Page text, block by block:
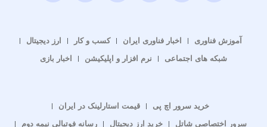
آموزش فناوری اخبار فناوری ایران کسب و کار
ارز دیجیتال
شبکه های اجتماعی
نرم افزار و اپلیکیشن اخبار بازی
خرید سرور اچ پی
قیمت استارلینک در ایران
سرور اختصاصی شاتل
خرید ارز دیجیتال رسانه فوتبالی نیمه دوم